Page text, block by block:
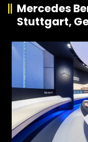
Mercedes
Stuttgart,